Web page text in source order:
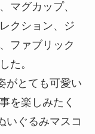
マグカップ、
クション、ジ
ファブリック
た。
がとても可愛い
を楽しみたく
いぐるみマスコ